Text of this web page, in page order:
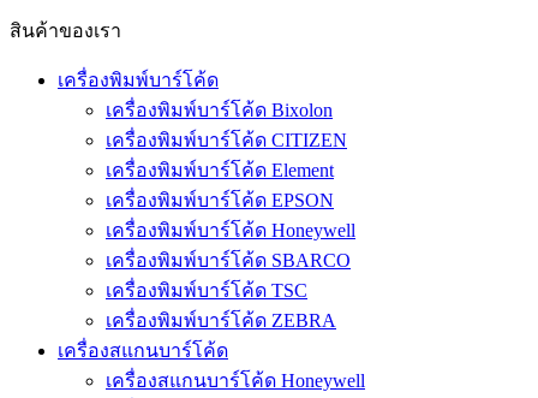
สินค้าของเรา
เครื่องพิมพ์บาร์โค้ด
เครื่องพิมพ์บาร์โค้ด Bixolon
เครื่องพิมพ์บาร์โค้ด CITIZEN
เครื่องพิมพ์บาร์โค้ด Element
เครื่องพิมพ์บาร์โค้ด EPSON
เครื่องพิมพ์บาร์โค้ด Honeywell
เครื่องพิมพ์บาร์โค้ด SBARCO
เครื่องพิมพ์บาร์โค้ด TSC
เครื่องพิมพ์บาร์โค้ด ZEBRA
เครื่องสแกนบาร์โค้ด
เครื่องสแกนบาร์โค้ด Honeywell